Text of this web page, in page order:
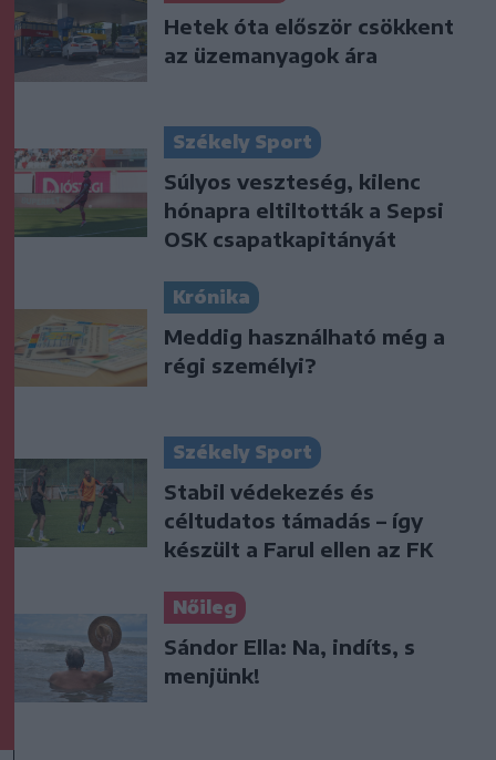
Hetek óta először csökkent
az üzemanyagok ára
Székely Sport
Súlyos veszteség, kilenc
hónapra eltiltották a Sepsi
OSK csapatkapitányát
Krónika
Meddig használható még a
régi személyi?
Székely Sport
Stabil védekezés és
céltudatos támadás – így
készült a Farul ellen az FK
Nőileg
Sándor Ella: Na, indíts, s
menjünk!